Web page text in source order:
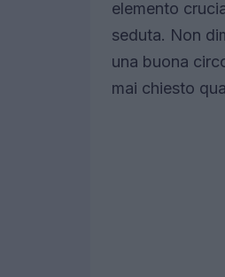
elemento
seduta. Non
una buona
mai chiesto